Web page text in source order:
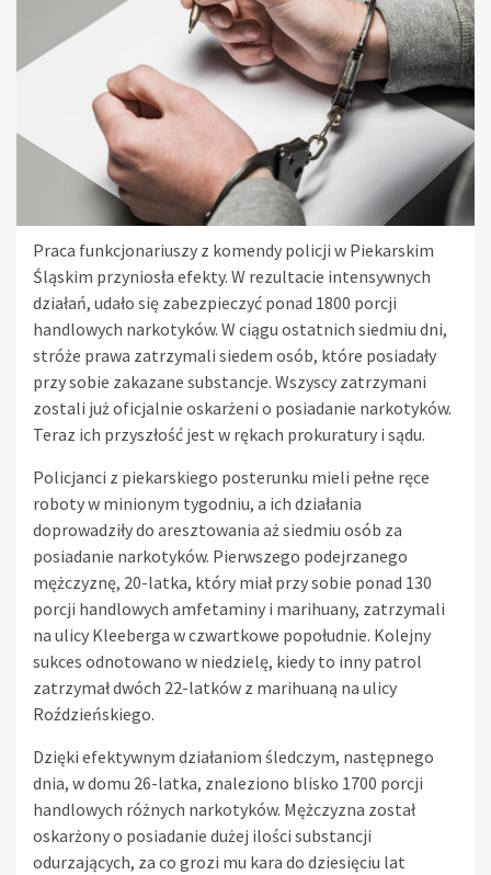
Praca funkcjonariuszy z komendy policji w Piekarskim
Śląskim przyniosła efekty. W rezultacie intensywnych
działań, udało się zabezpieczyć ponad 1800 porcji
handlowych narkotyków. W ciągu ostatnich siedmiu dni,
stróże prawa zatrzymali siedem osób, które posiadały
przy sobie zakazane substancje. Wszyscy zatrzymani
zostali już oficjalnie oskarżeni o posiadanie narkotyków.
Teraz ich przyszłość jest w rękach prokuratury i sądu.
Policjanci z piekarskiego posterunku mieli pełne ręce
roboty w minionym tygodniu, a ich działania
doprowadziły do aresztowania aż siedmiu osób za
posiadanie narkotyków. Pierwszego podejrzanego
mężczyznę, 20-latka, który miał przy sobie ponad 130
porcji handlowych amfetaminy i marihuany, zatrzymali
na ulicy Kleeberga w czwartkowe popołudnie. Kolejny
sukces odnotowano w niedzielę, kiedy to inny patrol
zatrzymał dwóch 22-latków z marihuaną na ulicy
Roździeńskiego.
Dzięki efektywnym działaniom śledczym, następnego
dnia, w domu 26-latka, znaleziono blisko 1700 porcji
handlowych różnych narkotyków. Mężczyzna został
oskarżony o posiadanie dużej ilości substancji
odurzających, za co grozi mu kara do dziesięciu lat